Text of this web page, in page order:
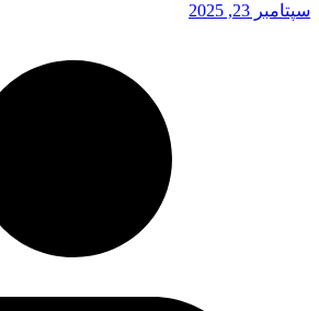
سپتامبر 23, 2025